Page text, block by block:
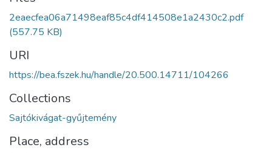
2eaecfea06a71498eaf85c4df414508e1a2430c2.pdf
(557.75 KB)
URI
https://bea.fszek.hu/handle/20.500.14711/104266
Collections
Sajtókivágat-gyűjtemény
Place, address